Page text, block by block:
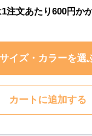
注文あたり600円か
サイズ・カラーを選
カートに追加する